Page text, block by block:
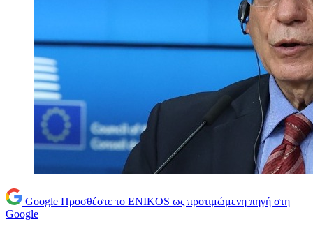
Google Προσθέστε το ENIKOS ως προτιμώμενη πηγή στη
Google